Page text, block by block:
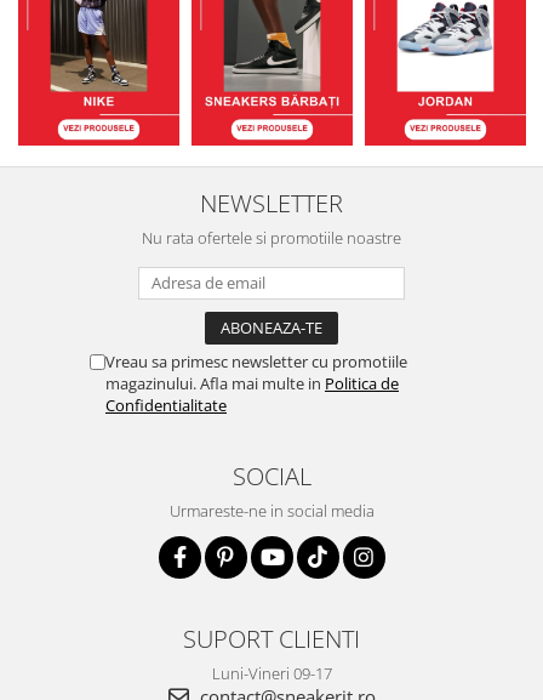
NEWSLETTER
Nu rata ofertele si promotiile noastre
Vreau sa primesc newsletter cu promotiile
magazinului. Afla mai multe in Politica de
Confidentialitate
SOCIAL
Urmareste-ne in social media
SUPORT CLIENTI
Luni-Vineri 09-17